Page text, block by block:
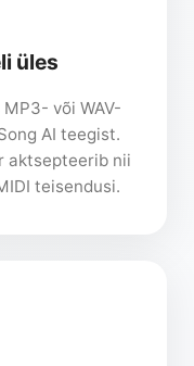
üles
või WAV-
AI teegist.
aktsepteerib nii
teisendusi.